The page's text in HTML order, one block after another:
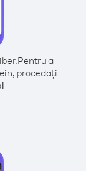
Pentru a
procedați